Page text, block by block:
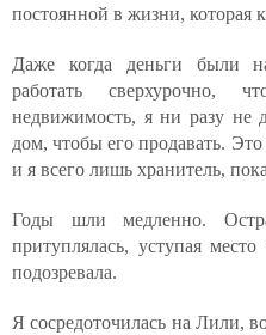
постоянной в жизни, которая
Даже когда деньги были
работать сверхурочно,
недвижимость, я ни разу не
дом, чтобы его продавать.
и я всего лишь хранитель,
Годы шли медленно.
притуплялась, уступая
подозревала.
Я сосредоточилась на Лили,